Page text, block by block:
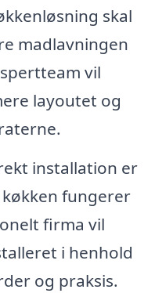
skal
madlavningen
vil
layoutet og
installation er
fungerer
firma vil
i henhold
og praksis.